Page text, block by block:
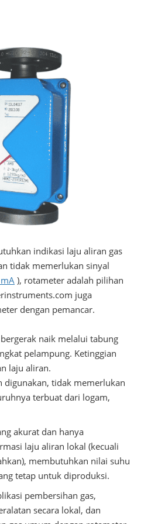
indikasi laju aliran gas
tidak memerlukan sinyal
), rotameter adalah pilihan
juga
dengan pemancar.
naik melalui tabung
pelampung. Ketinggian
laju aliran.
digunakan, tidak memerlukan
terbuat dari logam,
akurat dan hanya
laju aliran lokal (kecuali
membutuhkan nilai suhu
tetap untuk diproduksi.
pembersihan gas,
secara lokal, dan